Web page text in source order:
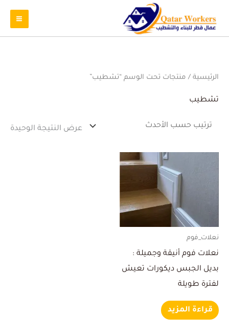
الرئيسية / منتجات تحت الوسم “تشطيب”
تشطيب
عرض النتيجة الوحيدة
نعلات_فوم
نعلات فوم أنيقة وجميلة :
بديل الجبس ديكورات تعيش
لفترة طويلة
قراءة المزيد